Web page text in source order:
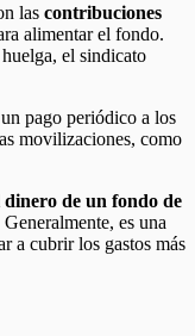
las contribuciones
alimentar el fondo.
el sindicato
pago periódico a los
movilizaciones, como
dinero de un fondo de
Generalmente, es una
a cubrir los gastos más